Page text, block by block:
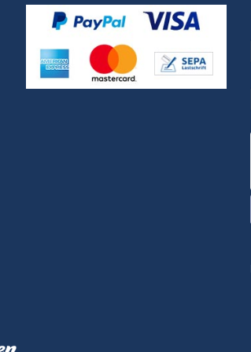
m
i